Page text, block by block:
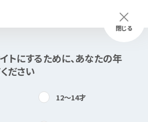
ふりがな つかいかた メニュー
閉じる
トにするために、あなたの年
ださい
12〜14才
ージは公開情報をもとに
Mexで作成